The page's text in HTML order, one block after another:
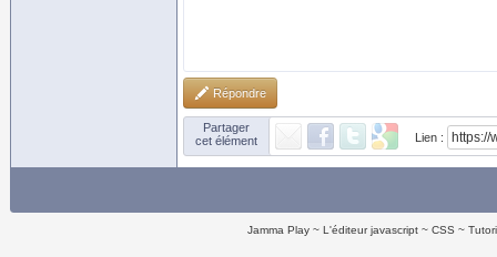
Répondre
Partager
cet élément
Lien :
Jamma Play L'éditeur javascript CSS